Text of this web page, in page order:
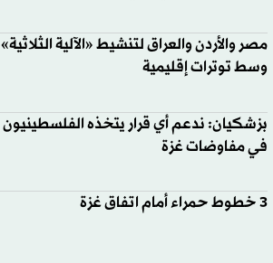
مصر والأردن والعراق لتنشيط «الآلية الثلاثية»
وسط توترات إقليمية
بزشكيان: ندعم أي قرار يتخذه الفلسطينيون
في مفاوضات غزة
3 خطوط حمراء أمام اتفاق غزة